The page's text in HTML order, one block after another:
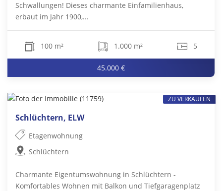
Schwallungen! Dieses charmante Einfamilienhaus,
erbaut im Jahr 1900,...
100 m² 1.000 m² 5
45.000 €
Schlüchtern, ELW
Etagenwohnung
Schlüchtern
Charmante Eigentumswohnung in Schlüchtern -
Komfortables Wohnen mit Balkon und Tiefgaragenplatz
ZU VERKAUFEN